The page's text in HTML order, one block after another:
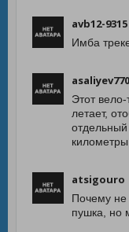
avb12-9315
Имба
asaliyev770
Этот
летает,
atsigouro
Почему не
пушка, но